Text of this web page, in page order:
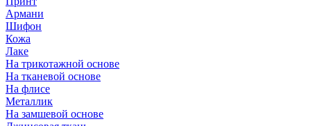
Армани
Шифон
Кожа
Лаке
На трикотажной основе
На тканевой основе
На флисе
Металлик
На замшевой основе